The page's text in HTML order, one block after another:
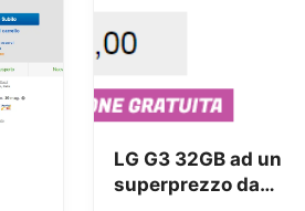
LG G3 32GB ad un
superprezzo da